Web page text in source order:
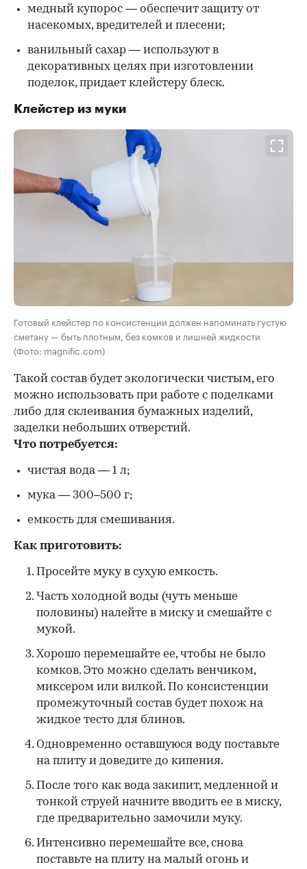
медный купорос — обеспечит защиту от
насекомых, вредителей и плесени;
ванильный сахар — используют в
декоративных целях при изготовлении
поделок, придает клейстеру блеск.
Клейстер из муки
Готовый клейстер по консистенции должен напоминать густую
сметану — быть плотным, без комков и лишней жидкости
(Фото: magnific.com)
Такой состав будет экологически чистым, его
можно использовать при работе с поделками
либо для склеивания бумажных изделий,
заделки небольших отверстий.
Что потребуется:
чистая вода — 1 л;
мука — 300–500 г;
емкость для смешивания.
Как приготовить:
Просейте муку в сухую емкость.
Часть холодной воды (чуть меньше
половины) налейте в миску и смешайте с
мукой.
Хорошо перемешайте ее, чтобы не было
комков. Это можно сделать венчиком,
миксером или вилкой. По консистенции
промежуточный состав будет похож на
жидкое тесто для блинов.
Одновременно оставшуюся воду поставьте
на плиту и доведите до кипения.
После того как вода закипит, медленной и
тонкой струей начните вводить ее в миску,
где предварительно замочили муку.
Интенсивно перемешайте все, снова
поставьте на плиту на малый огонь и